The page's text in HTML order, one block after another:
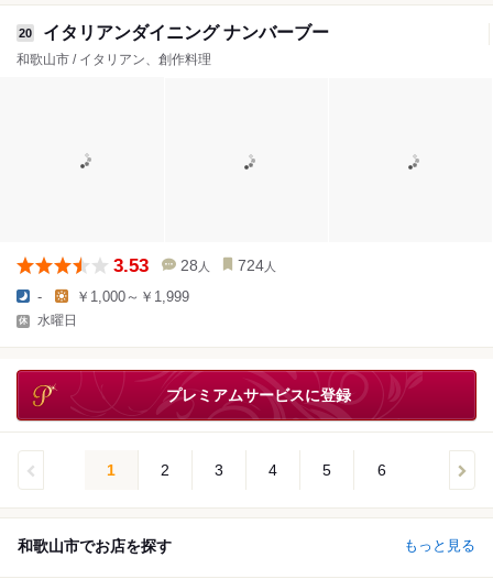
20 イタリアンダイニング ナンバーブー
和歌山市 / イタリアン、創作料理
3.53 28 人 724 人
- ￥1,000～￥1,999
水曜日
プレミアムサービスに登録
1 2 3 4 5 6
和歌山市でお店を探す もっと見る